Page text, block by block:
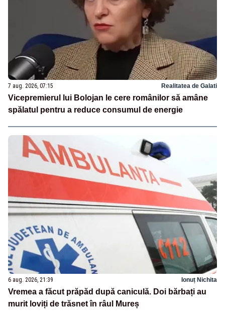
7 aug. 2026, 07:15 Realitatea de Galati
Vicepremierul lui Bolojan le cere românilor să amâne
spălatul pentru a reduce consumul de energie
6 aug. 2026, 21:39 Ionuț Nichita
Vremea a făcut prăpăd după caniculă. Doi bărbați au
murit loviți de trăsnet în râul Mureș